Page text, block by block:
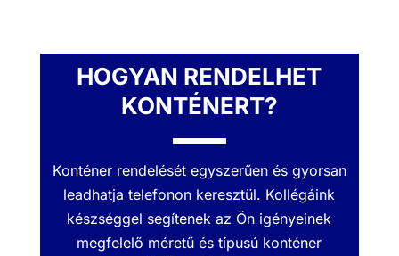
HOGYAN RENDELHET
KONTÉNERT?
Konténer rendelését egyszerűen és gyorsan
leadhatja telefonon keresztül. Kollégáink
készséggel segítenek az Ön igényeinek
megfelelő méretű és típusú konténer